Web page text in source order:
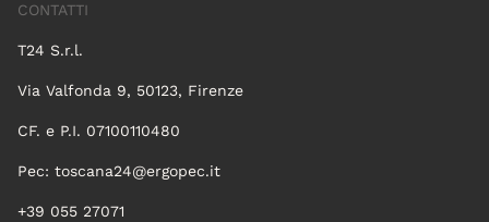
CONTATTI
T24 S.r.l.
Via Valfonda 9, 50123, Firenze
CF. e P.I. 07100110480
Pec: toscana24@ergopec.it
+39 055 27071